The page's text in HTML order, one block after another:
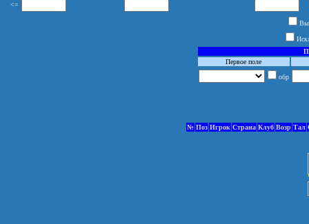
<=
Первое поле
обр
№ Поз Игрок Страна Клуб Возр Тал